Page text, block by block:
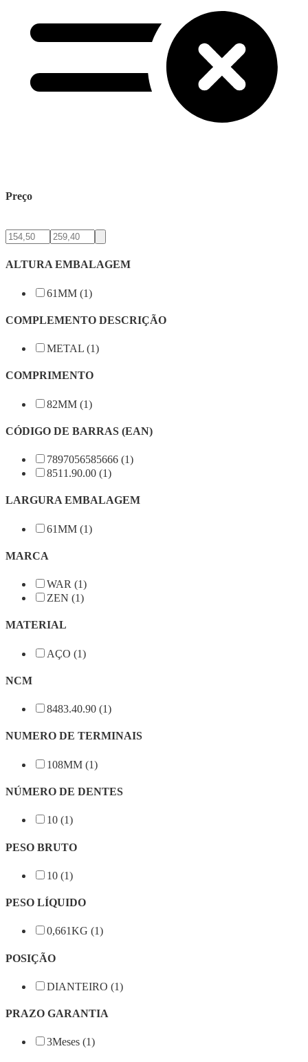
Preço
ALTURA EMBALAGEM
61MM (1)
COMPLEMENTO DESCRIÇÃO
METAL (1)
COMPRIMENTO
82MM (1)
CÓDIGO DE BARRAS (EAN)
7897056585666 (1)
8511.90.00 (1)
LARGURA EMBALAGEM
61MM (1)
MARCA
WAR (1)
ZEN (1)
MATERIAL
AÇO (1)
NCM
8483.40.90 (1)
NUMERO DE TERMINAIS
108MM (1)
NÚMERO DE DENTES
10 (1)
PESO BRUTO
10 (1)
PESO LÍQUIDO
0,661KG (1)
POSIÇÃO
DIANTEIRO (1)
PRAZO GARANTIA
3Meses (1)